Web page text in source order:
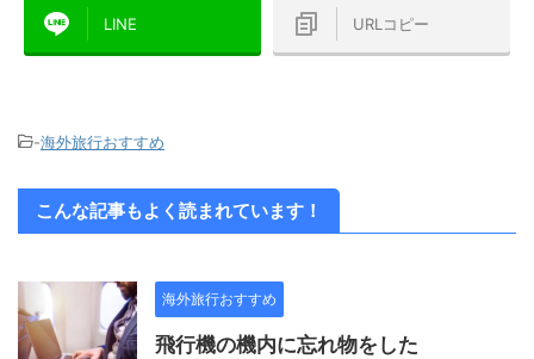
LINE URLコピー
-海外旅行おすすめ
こんな記事もよく読まれています！
海外旅行おすすめ
飛行機の機内に忘れ物をした